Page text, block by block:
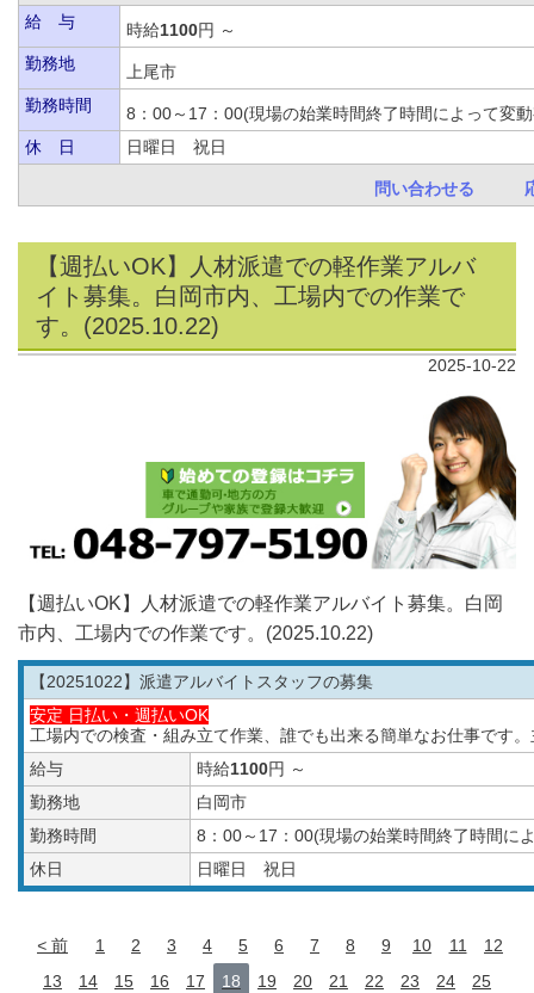
給 与
時給1100円 ～
勤務地
上尾市
勤務時間
8：00～17：00(現場の始業時間終了時間によって
休 日
日曜日 祝日
問い合わせる
【週払いOK】人材派遣での軽作業アルバ
イト募集。白岡市内、工場内での作業で
す。(2025.10.22)
2025-10-22
【週払いOK】人材派遣での軽作業アルバイト募集。白岡
市内、工場内での作業です。(2025.10.22)
【20251022】派遣アルバイトスタッフの募集
安定 日払い・週払いOK
工場内での検査・組み立て作業、誰でも出来る簡単なお仕事です
給与
時給1100円 ～
勤務地
白岡市
勤務時間
8：00～17：00(現場の始業時間終了時間に
休日
日曜日 祝日
前 1 2 3 4 5 6 7 8 9 10 11
12
13
14 15 16 17 18 19 20 21 22 23 24 25